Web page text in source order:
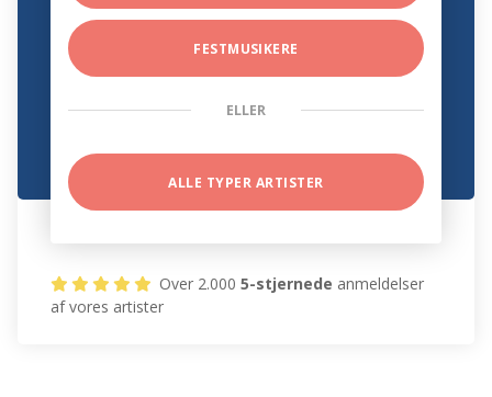
FESTMUSIKERE
ELLER
ALLE TYPER ARTISTER
Over 2.0005-stjernede anmeldelser
af vores artister